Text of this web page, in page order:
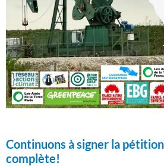
Continuons à signer la
complète!